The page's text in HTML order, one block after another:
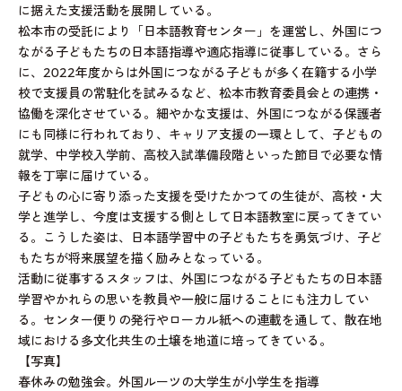
に据えた支援活動を展開している。
松本市の受託により「日本語教育センター」を運営し、外国につ
ながる子どもたちの日本語指導や適応指導に従事している。さら
に、2022年度からは外国につながる子どもが多く在籍する小学
校で支援員の常駐化を試みるなど、松本市教育委員会との連携・
協働を深化させている。細やかな支援は、外国につながる保護者
にも同様に行われており、キャリア支援の一環として、子どもの
就学、中学校入学前、高校入試準備段階といった節目で必要な情
報を丁寧に届けている。
子どもの心に寄り添った支援を受けたかつての生徒が、高校・大
学と進学し、今度は支援する側として日本語教室に戻ってきてい
る。こうした姿は、日本語学習中の子どもたちを勇気づけ、子ど
もたちが将来展望を描く励みとなっている。
活動に従事するスタッフは、外国につながる子どもたちの日本語
学習やかれらの思いを教員や一般に届けることにも注力してい
る。センター便りの発行やローカル紙への連載を通して、散在地
域における多文化共生の土壌を地道に培ってきている。
【写真】
春休みの勉強会。外国ルーツの大学生が小学生を指導